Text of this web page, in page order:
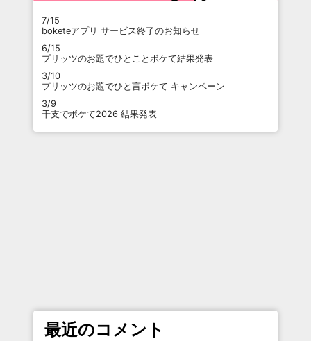
7/15
boketeアプリ サービス終了のお知らせ
6/15
プリッツのお題でひとことボケて結果発表
3/10
プリッツのお題でひと言ボケて キャンペーン
3/9
干支でボケて2026 結果発表
最近のコメント